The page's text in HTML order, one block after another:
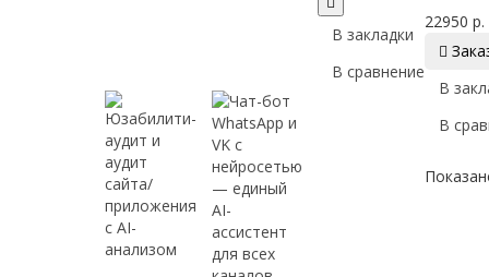
В закладки
В сравнение
22950 р.

В
В